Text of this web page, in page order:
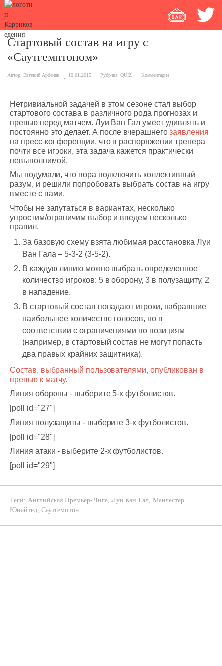
Стартовый состав на игру с
«Саутгемптоном»
Автор: Евгений Арбенин 10.01.2015 Рубрика: QUIZ Комментарии
Нетривиальной задачей в этом сезоне стал выбор
стартового состава в различного рода прогнозах и
превью перед матчем. Луи Ван Гал умеет удивлять и
постоянно это делает. А после вчерашнего заявления
на пресс-конференции, что в распоряжении тренера
почти все игроки, эта задача кажется практически
невыполнимой.
Мы подумали, что пора подключить коллективный
разум, и решили попробовать выбрать состав на игру
вместе с вами.
Чтобы не запутаться в вариантах, несколько
упростим/ограничим выбор и введем несколько
правил.
За базовую схему взята любимая расстановка Луи
Ван Гала – 5-3-2 (3-5-2).
В каждую линию можно выбрать определенное
количество игроков: 5 в оборону, 3 в полузащиту, 2
в нападение.
В стартовый состав попадают игроки, набравшие
наибольшее количество голосов, но в
соответствии с ограничениями по позициям
(например, в стартовый состав не могут попасть
два правых крайних защитника).
Состав, выбранный пользователями, опубликован в
превью к матчу.
Линия обороны - выберите 5-х футболистов.
[poll id="27"]
Линия полузащиты - выберите 3-х футболистов.
[poll id="28"]
Линия атаки - выберите 2-х футболистов.
[poll id="29"]
Теги: Английская Премьер-Лига, Луи ван Гал, Манчестер
Юнайтед, Саутгемптон